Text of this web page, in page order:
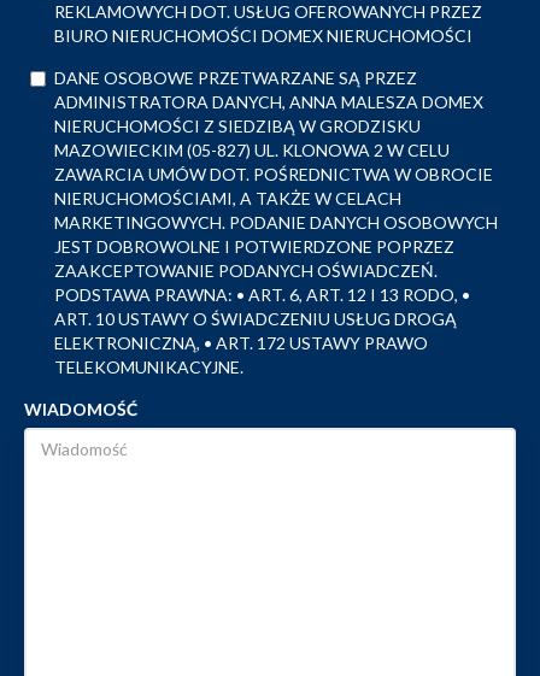
REKLAMOWYCH DOT. USŁUG OFEROWANYCH PRZEZ
BIURO NIERUCHOMOŚCI DOMEX NIERUCHOMOŚCI
DANE OSOBOWE PRZETWARZANE SĄ PRZEZ
ADMINISTRATORA DANYCH, ANNA MALESZA DOMEX
NIERUCHOMOŚCI Z SIEDZIBĄ W GRODZISKU
MAZOWIECKIM (05-827) UL. KLONOWA 2 W CELU
ZAWARCIA UMÓW DOT. POŚREDNICTWA W OBROCIE
NIERUCHOMOŚCIAMI, A TAKŻE W CELACH
MARKETINGOWYCH. PODANIE DANYCH OSOBOWYCH
JEST DOBROWOLNE I POTWIERDZONE POPRZEZ
ZAAKCEPTOWANIE PODANYCH OŚWIADCZEŃ.
PODSTAWA PRAWNA: • ART. 6, ART. 12 I 13 RODO, •
ART. 10 USTAWY O ŚWIADCZENIU USŁUG DROGĄ
ELEKTRONICZNĄ, • ART. 172 USTAWY PRAWO
TELEKOMUNIKACYJNE.
WIADOMOŚĆ